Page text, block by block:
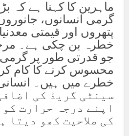
ماہرین کا کہنا ہے کہ
گرمی انسانوں،
پتھروں اور قیمتی
خطرہ بن چکی ہے۔
جو قدرتی طور پر
محسوس کرنے کا کام
سینٹی گریڈ کی
اپنے درجہ حرارت
کی صلاحیت کھو دیتا